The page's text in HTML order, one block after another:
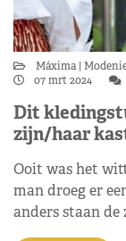
Máxima
07 mrt 2024
Dit
zijn/haar
Ooit was het
man droeg er
anders staan de